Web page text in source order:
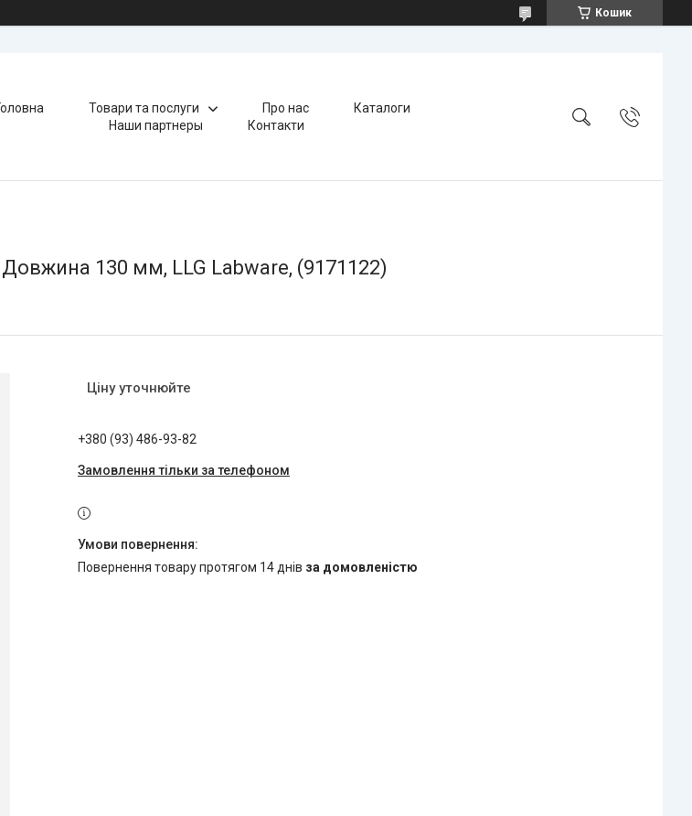
Кошик
Товари та послуги Про нас
Каталоги
Наши партнеры
Контакти
130 мм, LLG Labware, (9171122)
Ціну уточнюйте
+380 (93) 486-93-82
Замовлення тільки за телефоном
повернення товару протягом 14 днів за домовленістю